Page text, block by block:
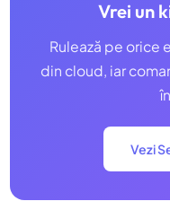
Vrei un
Rulează pe orice
din cloud, iar
Vezi